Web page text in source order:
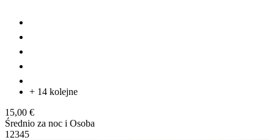
+ 14 kolejne
15,00 €
Średnio za noc i Osoba
1 2345